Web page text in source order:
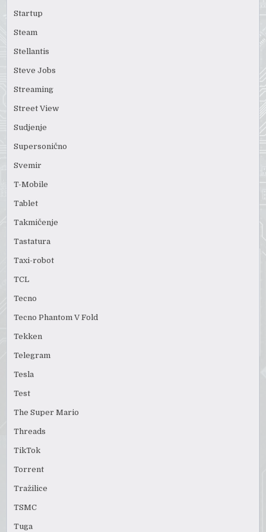
Startup
Steam
Stellantis
Steve Jobs
Streaming
Street View
Sudjenje
Supersonično
Svemir
T-Mobile
Tablet
Takmičenje
Tastatura
Taxi-robot
TCL
Tecno
Tecno Phantom V Fold
Tekken
Telegram
Tesla
Test
The Super Mario
Threads
TikTok
Torrent
Tražilice
TSMC
Tuga